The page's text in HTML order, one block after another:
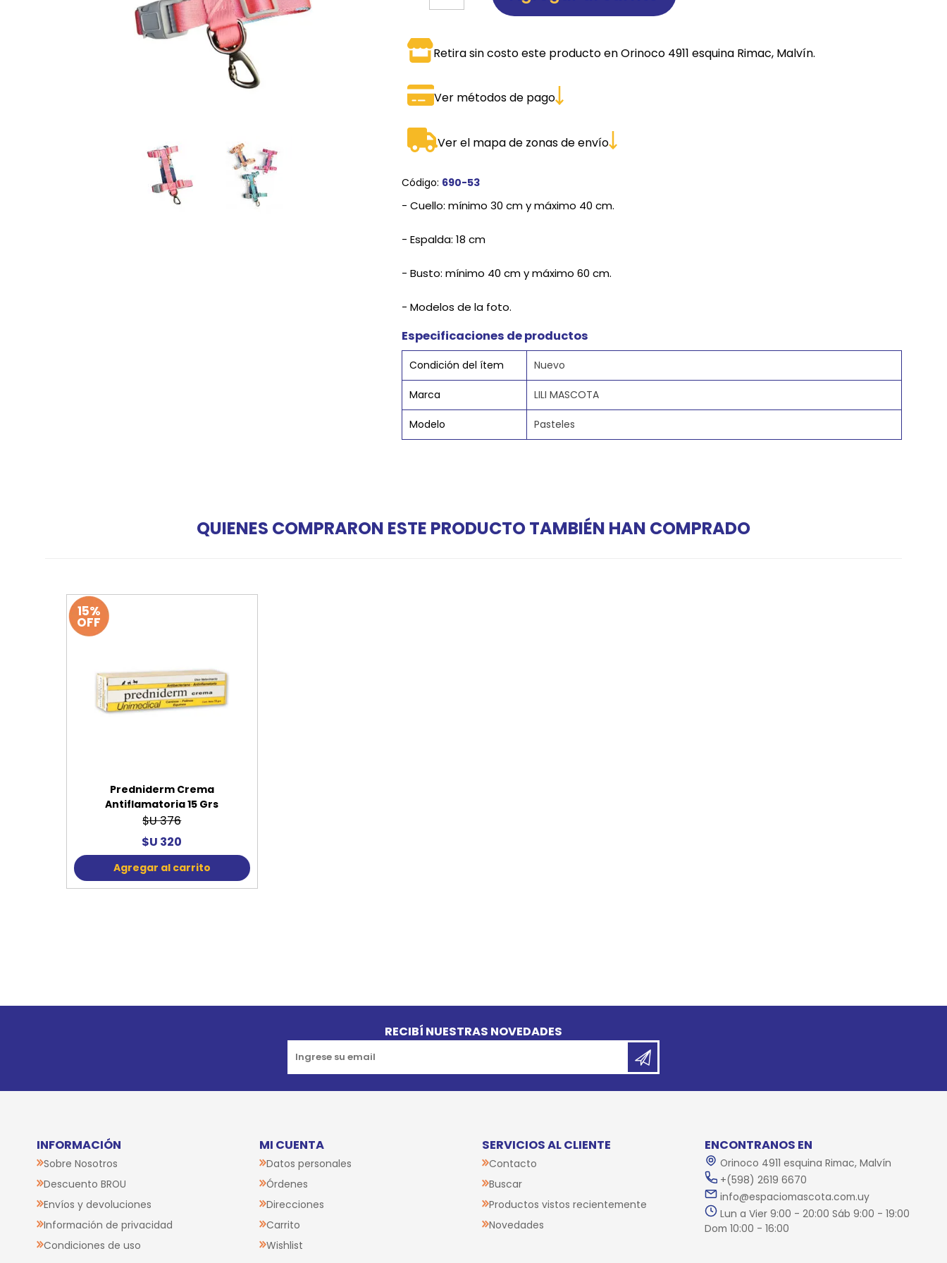
JUGUETES
COMEDEROS Y BEBEDEROS
ROPA
THREE DOGS
Retira sin costo este producto en Orinoco 4911 esquina Rimac, Malvín.
Ver métodos de pago
Ver el mapa de zonas de envío
Código: 690-53
- Cuello: mínimo 30 cm y máximo 40 cm.
- Espalda: 18 cm
- Busto: mínimo 40 cm y máximo 60 cm.
- Modelos de la foto.
Especificaciones de productos
Condición del ítem Nuevo
Marca LILI MASCOTA
Modelo Pasteles
QUIENES COMPRARON ESTE PRODUCTO TAMBIÉN HAN COMPRADO
15%
OFF
Predniderm Crema
Antiflamatoria 15 Grs
$U 376
$U 320
Agregar al carrito
RECIBÍ NUESTRAS NOVEDADES
INFORMACIÓN
Sobre Nosotros
Descuento BROU
Envíos y devoluciones
Información de privacidad
Condiciones de uso
MI CUENTA
Datos personales
Órdenes
Direcciones
Carrito
Wishlist
SERVICIOS AL CLIENTE
Contacto
Buscar
Productos vistos recientemente
Novedades
ENCONTRANOS EN
Orinoco 4911 esquina Rimac, Malvín
+(598) 2619 6670
info@espaciomascota.com.uy
Lun a Vier 9:00 - 20:00 Sáb 9:00 - 19:00
Dom 10:00 - 16:00